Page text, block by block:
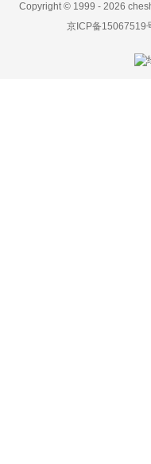
Copyright © 1999 - 2026
京ICP备15067519